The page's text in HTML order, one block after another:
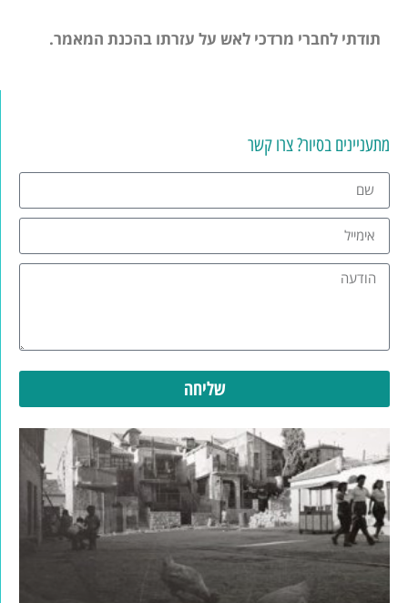
מתעניינים בסיור? צרו קשר
שליחה
תודתי לחברי מרדכי לאש על עזרתו בהכנת המאמר.